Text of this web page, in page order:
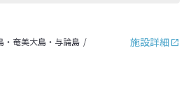
施設詳細
・奄美大島・与論島